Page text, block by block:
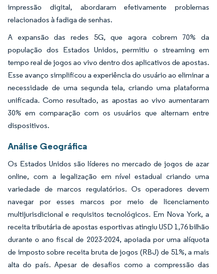
impressão digital, abordaram efetivamente problemas
relacionados à fadiga de senhas.
A expansão das redes 5G, que agora cobrem 70% da
população dos Estados Unidos, permitiu o streaming em
tempo real de jogos ao vivo dentro dos aplicativos de apostas.
Esse avanço simplificou a experiência do usuário ao eliminar a
necessidade de uma segunda tela, criando uma plataforma
unificada. Como resultado, as apostas ao vivo aumentaram
30% em comparação com os usuários que alternam entre
dispositivos.
Análise Geográfica
Os Estados Unidos são líderes no mercado de jogos de azar
online, com a legalização em nível estadual criando uma
variedade de marcos regulatórios. Os operadores devem
navegar por esses marcos por meio de licenciamento
multijurisdicional e requisitos tecnológicos. Em Nova York, a
receita tributária de apostas esportivas atingiu USD 1,76 bilhão
durante o ano fiscal de 2023-2024, apoiada por uma alíquota
de imposto sobre receita bruta de jogos (RBJ) de 51%, a mais
alta do país. Apesar de desafios como a compressão das